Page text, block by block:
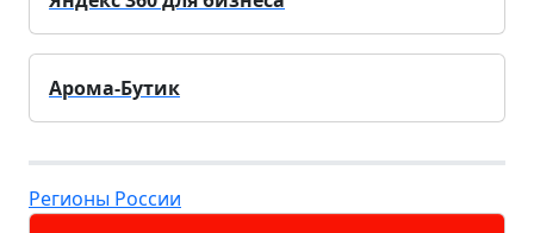
Арома-Бутик
Регионы России